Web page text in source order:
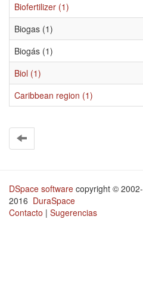
Biofertilizer (1)
Biogas (1)
Biogás (1)
Biol (1)
Caribbean region (1)
DSpace software copyright © 2002-
2016 DuraSpace
Contacto | Sugerencias